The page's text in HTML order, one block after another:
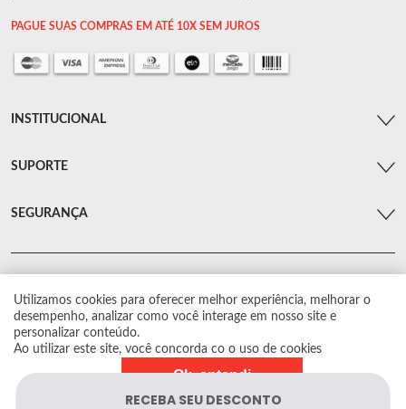
Utilizamos cookies para oferecer melhor experiência, melhorar o
desempenho, analizar como você interage em nosso site e
personalizar conteúdo.
Ao utilizar este site, você concorda co o uso de cookies
Ok, entendi
PAGUE SUAS COMPRAS EM ATÉ 10X SEM JUROS
INSTITUCIONAL
SUPORTE
SEGURANÇA
© Arsenal Car. Todos os direitos reservados.
Proibida reprodução total ou parcial. Preços e estoque sujeito a alterações sem
aviso prévio.